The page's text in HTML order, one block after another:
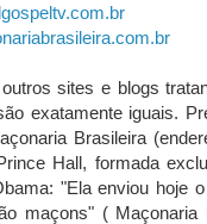
sites e blogs
exatamente iguais.
Brasileira
Hall, formada
"Ela enviou hoje
maçons" ( Maçonaria